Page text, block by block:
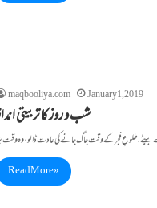
maqbooliya.com January 1, 2019
شب و روز کا تربیتی
Read More »